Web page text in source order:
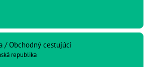
/ Obchodný cestujúci
republika